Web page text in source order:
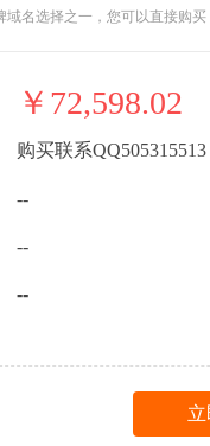
域名选择之一，您可以直接购买
￥72,598.02
购买联系QQ505315513
--
--
--